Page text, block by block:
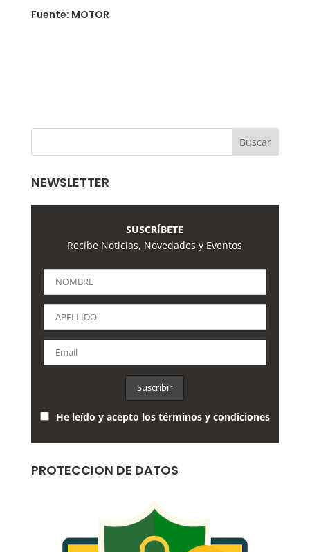
Fuente: MOTOR
NEWSLETTER
SUSCRÍBETE
Recibe Noticias, Novedades y Eventos
He leído y acepto los términos y condiciones
PROTECCION DE DATOS